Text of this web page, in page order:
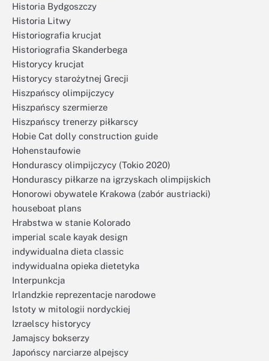
Historia Bydgoszczy
Historia Litwy
Historiografia krucjat
Historiografia Skanderbega
Historycy krucjat
Historycy starożytnej Grecji
Hiszpańscy olimpijczycy
Hiszpańscy szermierze
Hiszpańscy trenerzy piłkarscy
Hobie Cat dolly construction guide
Hohenstaufowie
Hondurascy olimpijczycy (Tokio 2020)
Hondurascy piłkarze na igrzyskach olimpijskich
Honorowi obywatele Krakowa (zabór austriacki)
houseboat plans
Hrabstwa w stanie Kolorado
imperial scale kayak design
indywidualna dieta classic
indywidualna opieka dietetyka
Interpunkcja
Irlandzkie reprezentacje narodowe
Istoty w mitologii nordyckiej
Izraelscy historycy
Jamajscy bokserzy
Japońscy narciarze alpejscy